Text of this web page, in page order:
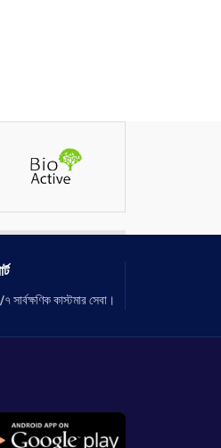
কাস্টমার সেবা।